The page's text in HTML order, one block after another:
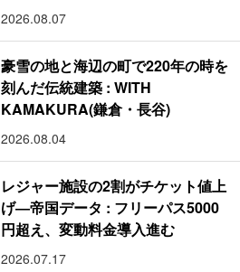
2026.08.07
豪雪の地と海辺の町で220年の時を
刻んだ伝統建築 : WITH
KAMAKURA(鎌倉・長谷)
2026.08.04
レジャー施設の2割がチケット値上
げ―帝国データ : フリーパス5000
円超え、変動料金導入進む
2026.07.17